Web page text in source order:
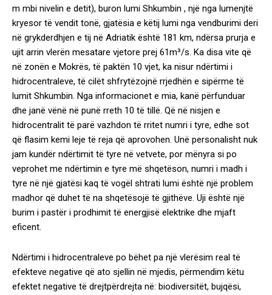
m mbi nivelin e detit), buron lumi Shkumbin , një nga lumenjtë
kryesor të vendit tonë, gjatësia e këtij lumi nga vendburimi deri
në grykderdhjen e tij në Adriatik është 181 km, ndërsa prurja e
ujit arrin vlerën mesatare vjetore prej 61m³/s. Ka disa vite që
në zonën e Mokrës, të paktën 10 vjet, ka nisur ndërtimi i
hidrocentraleve, të cilët shfrytëzojnë rrjedhën e sipërme të
lumit Shkumbin. Nga informacionet e mia, kanë përfunduar
dhe janë vënë në punë rreth 10 të tillë. Që në nisjen e
hidrocentralit të parë vazhdon të rritet numri i tyre, edhe sot
që flasim kemi leje të reja që aprovohen. Unë personalisht nuk
jam kundër ndërtimit të tyre në vetvete, por mënyra si po
veprohet me ndërtimin e tyre më shqetëson, numri i madh i
tyre në një gjatësi kaq të vogël shtrati lumi është një problem
madhor që duhet të na shqetësojë të gjithëve. Uji është një
burim i pastër i prodhimit të energjisë elektrike dhe mjaft
eficent.
Ndërtimi i hidrocentraleve po bëhet pa një vlerësim real të
efekteve negative që ato sjellin në mjedis, përmendim këtu
efektet negative të drejtpërdrejta në: biodiversitët, bujqësi,